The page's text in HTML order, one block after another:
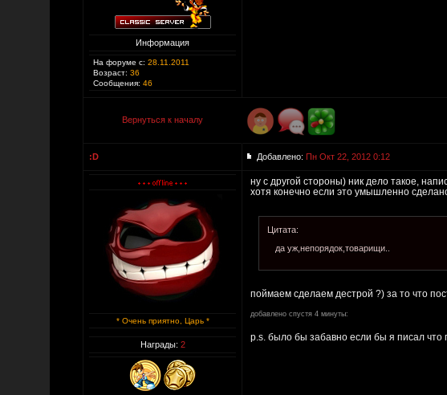
Информация
На форуме с: 28.11.2011
Возраст: 36
Сообщения: 46
Вернуться к началу
:D Добавлено: Пн Окт 22, 2012 0:12
* Очень приятно, Царь *
Награды: 2
ну с другой стороны) ник дело такое,
хотя конечно если это умышленно
Цитата:
да уж,непорядок,товарищи..
поймаем сделаем дестрой ?) за то что
добавлено спустя 4 минуты:
p.s. было бы забавно если бы я писал